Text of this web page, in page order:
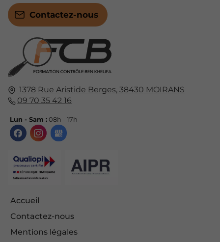
1378 Rue Aristide Berges, 38430 MOIRANS
09 70 35 42 16
Lun - Sam :08h - 17h
Accueil
Contactez-nous
Mentions légales
Contactez-nous